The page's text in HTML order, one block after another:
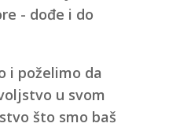
- dođe i do
i poželimo da
u svom
što smo baš